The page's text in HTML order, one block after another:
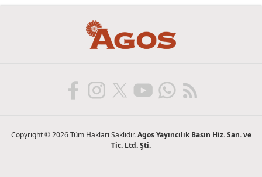
Copyright © 2026 Tüm Hakları Saklıdır.Agos Yayıncılık Basın Hiz. San. ve
Tic. Ltd. Şti.